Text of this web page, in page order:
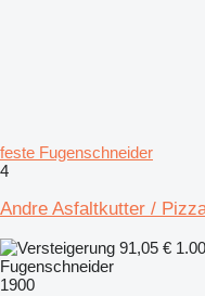
feste Fugenschneider
4
Andre Asfaltkutter /
91,05 €
Fugenschneider
1900